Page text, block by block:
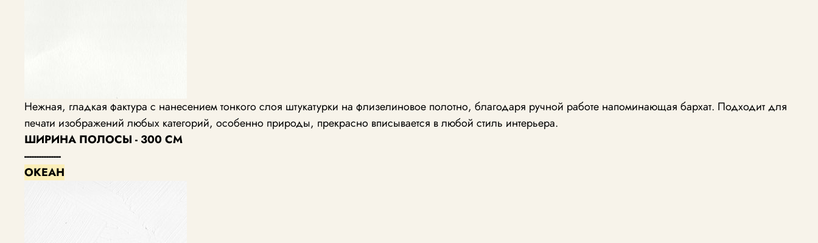
Нежная, гладкая фактура с нанесением тонкого слоя штукатурки на флизелиновое полотно, благодаря ручной работе напоминающая бархат. Подходит для
печати изображений любых категорий, особенно природы, прекрасно вписывается в любой стиль интерьера.
ШИРИНА ПОЛОСЫ - 300 СМ
---------------
ОКЕАН